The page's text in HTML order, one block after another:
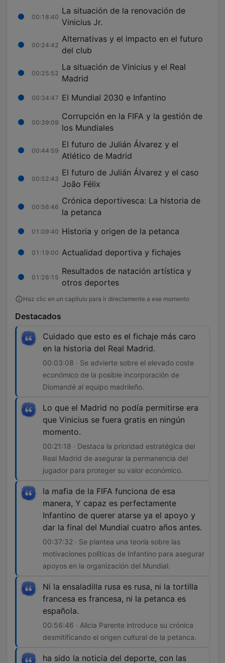
00:18:40
La situación de la renovación de
Vinicius Jr.
00:24:42
Alternativas y el impacto en el futuro
del club
00:25:52
La situación de Vinicius y el Real
Madrid
00:34:47 El Mundial 2030 e Infantino
00:39:09
Corrupción en la FIFA y la gestión de
los Mundiales
00:44:59
El futuro de Julián Álvarez y el
Atlético de Madrid
00:52:43
El futuro de Julián Álvarez y el caso
João Félix
00:56:46
Crónica deportivesca: La historia de
la petanca
01:09:40 Historia y origen de la petanca
01:19:00 Actualidad deportiva y fichajes
01:26:15
Resultados de natación artística y
otros deportes
Haz clic en un capítulo para ir directamente a ese momento
Destacados
Cuidado que esto es el fichaje más caro
en la historia del Real Madrid.
00:03:08 · Se advierte sobre el elevado coste
económico de la posible incorporación de
Diomandé al equipo madrileño.
Lo que el Madrid no podía permitirse era
que Vinicius se fuera gratis en ningún
momento.
00:21:18 · Destaca la prioridad estratégica del
Real Madrid de asegurar la permanencia del
jugador para proteger su valor económico.
la mafia de la FIFA funciona de esa
manera, Y capaz es perfectamente
Infantino de querer atarse ya el apoyo y
dar la final del Mundial cuatro años antes.
00:37:32 · Se plantea una teoría sobre las
motivaciones políticas de Infantino para asegurar
apoyos en la organización del Mundial.
Ni la ensaladilla rusa es rusa, ni la tortilla
francesa es francesa, ni la petanca es
española.
00:56:46 · Alicia Parente introduce su crónica
desmitificando el origen cultural de la petanca.
ha sido la noticia del deporte, con las